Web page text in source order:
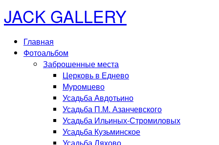
JACK GALLERY
Главная
Фотоальбом
Заброшенные места
Церковь в Еднево
Муромцево
Усадьба Авдотьино
Усадьба П.М. Азанчевского
Усадьба Ильиных-Стромиловых
Усадьба Кузьминское